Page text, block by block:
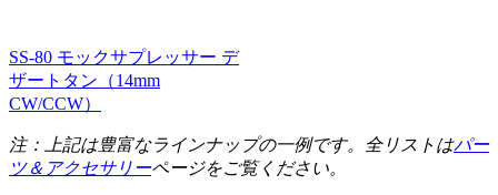
SS-80 モックサプレッサー デ
ザートタン（14mm
CW/CCW）
注：上記は豊富なラインナップの一例です。全リストはパー
ツ＆アクセサリーページをご覧ください。